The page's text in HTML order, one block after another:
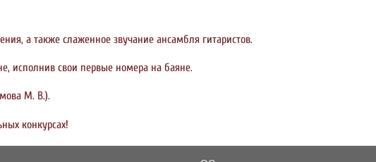
а также слаженное звучание ансамбля гитаристов.
исполнив свои первые номера на баяне.
М. В.).
конкурсах!